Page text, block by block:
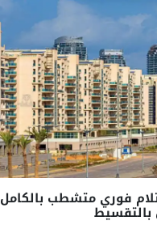
استلام فوري متشطب بالكامل
بالتقسيط